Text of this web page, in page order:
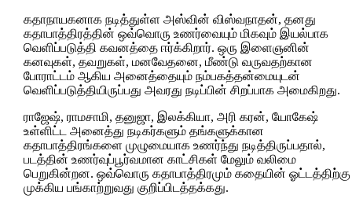
கதாநாயகனாக நடித்துள்ள அஸ்வின் விஸ்வநாதன், தனது
கதாபாத்திரத்தின் ஒவ்வொரு உணர்வையும் மிகவும் இயல்பாக
வெளிப்படுத்தி கவனத்தை ஈர்க்கிறார். ஒரு இளைஞனின்
கனவுகள், தவறுகள், மனவேதனை, மீண்டு வருவதற்கான
போராட்டம் ஆகிய அனைத்தையும் நம்பகத்தன்மையுடன்
வெளிப்படுத்தியிருப்பது அவரது நடிப்பின் சிறப்பாக அமைகிறது.
ராஜேஷ், ராமசாமி, தனுஜா, இலக்கியா, அரி கரன், யோகேஷ்
உள்ளிட்ட அனைத்து நடிகர்களும் தங்களுக்கான
கதாபாத்திரங்களை முழுமையாக உணர்ந்து நடித்திருப்பதால்,
படத்தின் உணர்வுப்பூர்வமான காட்சிகள் மேலும் வலிமை
பெறுகின்றன. ஒவ்வொரு கதாபாத்திரமும் கதையின் ஓட்டத்திற்கு
முக்கிய பங்காற்றுவது குறிப்பிடத்தக்கது.